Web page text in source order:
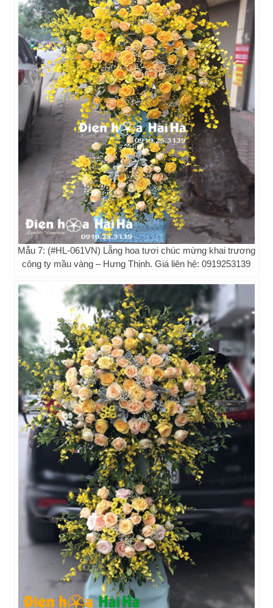
Mẫu 7: (#HL-061VN) Lẵng hoa tươi chúc mừng khai trương
công ty mầu vàng – Hưng Thịnh. Giá liên hệ: 0919253139